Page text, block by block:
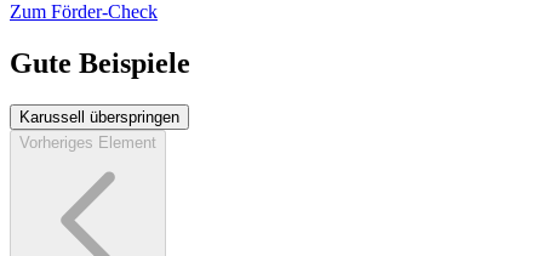
Zum Förder-Check
Gute Beispiele
Karussell überspringen
Vorheriges Element